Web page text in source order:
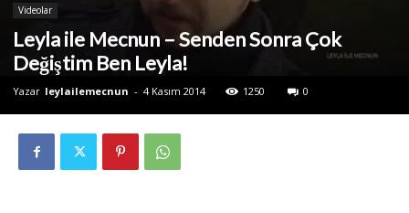
Videolar
Leyla ile Mecnun – Senden Sonra Çok
Değiştim Ben Leyla!
Yazar leylailemecnun - 4 Kasım 2014 1250 0